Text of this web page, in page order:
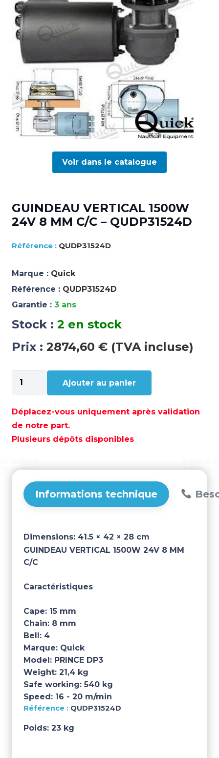
Voir dans le catalogue
GUINDEAU VERTICAL 1500W
24V 8 MM C/C – QUDP31524D
QUDP31524D
Marque : Quick
Référence : QUDP31524D
Garantie : 3 ans
Stock : 2 en stock
Prix : 2874,60 € (TVA incluse)
quantité
de
VERTICAL
1500W
24V
C/C
QUDP31524D
Ajouter au panier
Déplacez-vous uniquement après validation
de notre part.
Plusieurs dépôts disponibles
Informations technique
Dimensions: 41.5 × 42 × 28 cm
GUINDEAU VERTICAL 1500W 24V 8 MM
C/C
Caractéristiques
Cape: 15 mm
Chain: 8 mm
Bell: 4
Marque: Quick
Model: PRINCE DP3
Weight: 21,4 kg
Safe working: 540 kg
Speed: 16 - 20 m/min
QUDP31524D
Poids: 23 kg